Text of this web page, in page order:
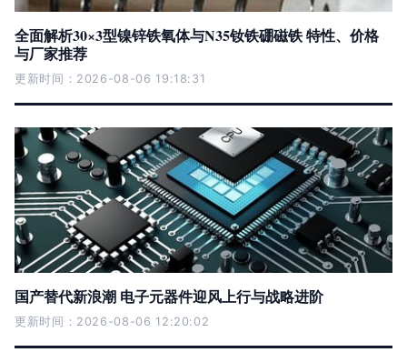
全面解析30×3型镍锌铁氧体与N35钕铁硼磁铁 特性、价格
与厂家推荐
更新时间：2026-08-06 19:18:31
国产替代新浪潮 电子元器件迎风上行与战略进阶
更新时间：2026-08-06 12:20:02